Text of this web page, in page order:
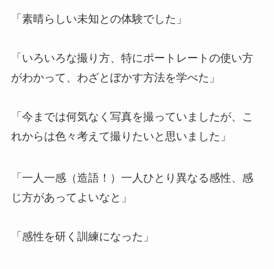
「素晴らしい未知との体験でした」
「いろいろな撮り方、特にポートレートの使い方
がわかって、わざとぼかす方法を学べた」
「今までは何気なく写真を撮っていましたが、こ
れからは色々考えて撮りたいと思いました」
「一人一感（造語！）一人ひとり異なる感性、感
じ方があってよいなと」
「感性を研く訓練になった」